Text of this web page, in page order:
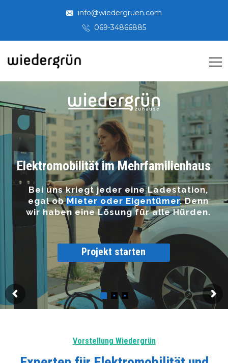
info@wiedergruen.com
069-34866885
Elektromobilität im Mehrfamilienhaus
Bei uns kriegt jeder eine Ladestation,
egal ob Mieter oder Eigentümer. Denn
wir haben eine Lösung für alle Hürden.
Projekt starten
Vorstellung Wiedergrün